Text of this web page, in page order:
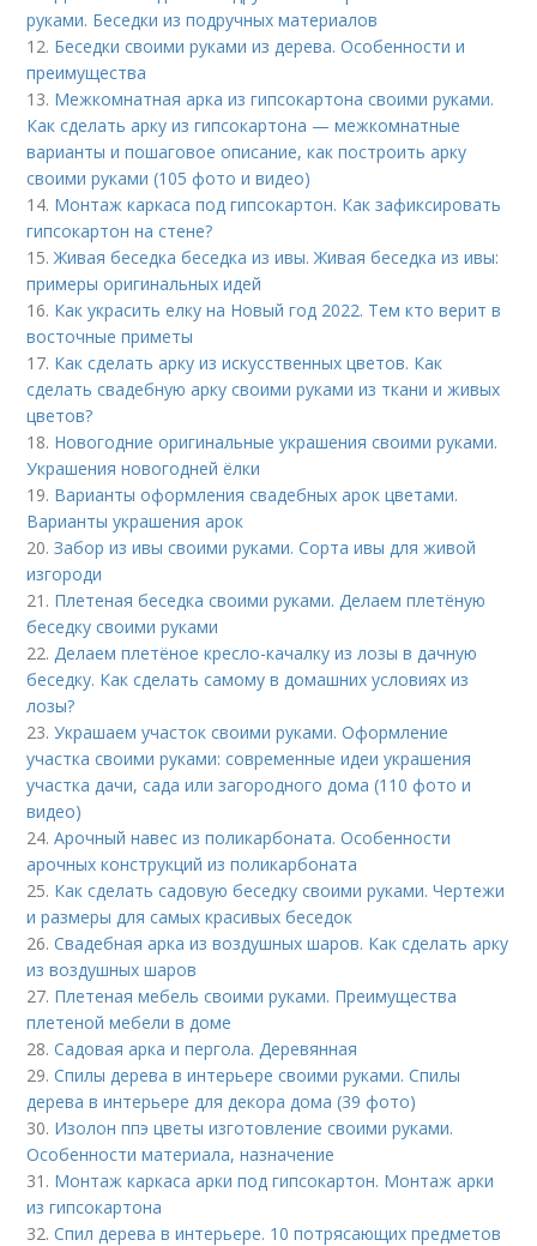
руками. Беседки из подручных материалов
12. Беседки своими руками из дерева. Особенности и
преимущества
13. Межкомнатная арка из гипсокартона своими руками.
Как сделать арку из гипсокартона — межкомнатные
варианты и пошаговое описание, как построить арку
своими руками (105 фото и видео)
14. Монтаж каркаса под гипсокартон. Как зафиксировать
гипсокартон на стене?
15.Живая беседка беседка из ивы. Живая беседка из ивы:
примеры оригинальных идей
16. Как украсить елку на Новый год 2022. Тем кто верит в
восточные приметы
17. Как сделать арку из искусственных цветов. Как
сделать свадебную арку своими руками из ткани и живых
цветов?
18. Новогодние оригинальные украшения своими руками.
Украшения новогодней ёлки
19. Варианты оформления свадебных арок цветами.
Варианты украшения арок
20.Забор из ивы своими руками. Сорта ивы для живой
изгороди
21. Плетеная беседка своими руками. Делаем плетёную
беседку своими руками
22.Делаем плетёное кресло-качалку из лозы в дачную
беседку. Как сделать самому в домашних условиях из
лозы?
23.Украшаем участок своими руками. Оформление
участка своими руками: современные идеи украшения
участка дачи, сада или загородного дома (110 фото и
видео)
24.Арочный навес из поликарбоната. Особенности
арочных конструкций из поликарбоната
25. Как сделать садовую беседку своими руками. Чертежи
и размеры для самых красивых беседок
26.Свадебная арка из воздушных шаров. Как сделать арку
из воздушных шаров
27. Плетеная мебель своими руками. Преимущества
плетеной мебели в доме
28.Садовая арка и пергола. Деревянная
29.Спилы дерева в интерьере своими руками. Спилы
дерева в интерьере для декора дома (39 фото)
30. Изолон ппэ цветы изготовление своими руками.
Особенности материала, назначение
31. Монтаж каркаса арки под гипсокартон. Монтаж арки
из гипсокартона
32.Спил дерева в интерьере. 10 потрясающих предметов